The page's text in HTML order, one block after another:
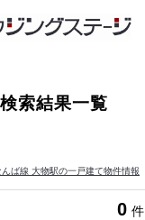
検索結果一覧
ば線 大物駅の一戸建て物件情報
0 件